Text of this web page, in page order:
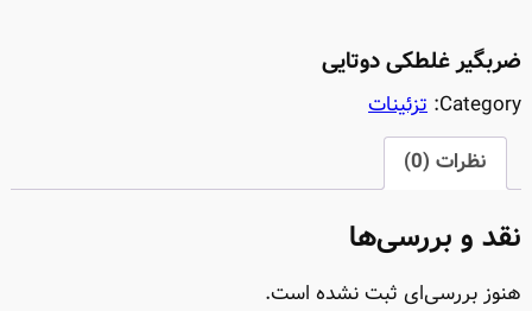
ضربگیر غلطکی دوتایی
Category: تزئینات
نظرات (0)
نقد و بررسی‌ها
هنوز بررسی‌ای ثبت نشده است.